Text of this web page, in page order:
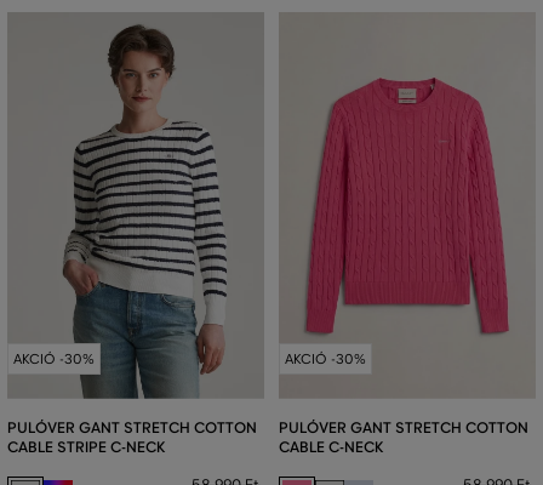
AKCIÓ -30%
PULÓVER GANT STRETCH COTTON
CABLE STRIPE C-NECK
AKCIÓ -30%
PULÓVER GANT STRETCH COTTON
CABLE C-NECK